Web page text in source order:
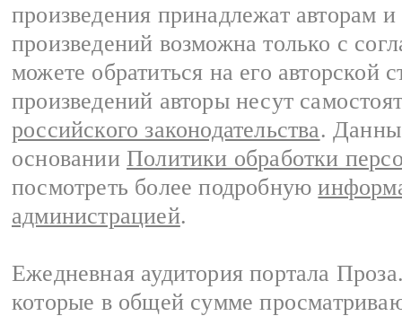
произведения принадлежат авторам
произведений возможна только с
можете обратиться на его авторской
произведений авторы несут
российского законодательства.
основании Политики обработки
посмотреть более подробную
администрацией.
Ежедневная аудитория портала
которые в общей сумме